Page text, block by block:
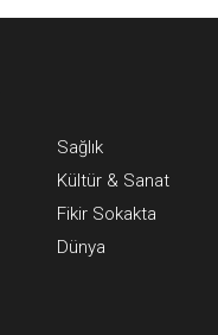
Sağlık
Kültür & Sanat
Fikir Sokakta
Dünya